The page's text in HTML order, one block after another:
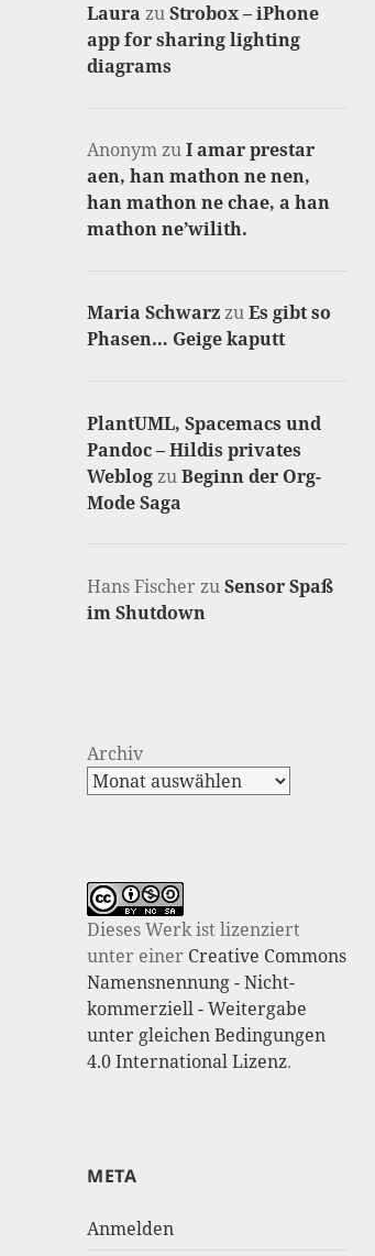
Laura zuStrobox – iPhone
app for sharing lighting
diagrams
AnonymzuI amar prestar
aen, han mathon ne nen,
han mathon ne chae, a han
mathon ne’wilith.
Maria SchwarzzuEs gibt so
Phasen… Geige kaputt
PlantUML, Spacemacs und
Pandoc – Hildis privates
WeblogzuBeginn der Org-
Mode Saga
Hans Fischer zuSensor Spaß
im Shutdown
Archiv
Dieses Werk ist lizenziert
unter einer Creative Commons
Namensnennung - Nicht-
kommerziell - Weitergabe
unter gleichen Bedingungen
4.0 International Lizenz.
META
Anmelden